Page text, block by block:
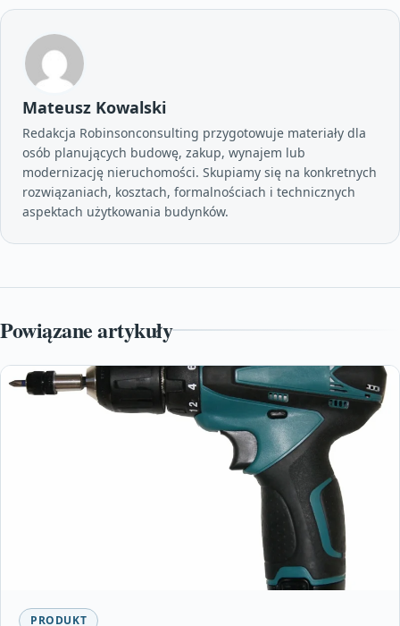
Mateusz Kowalski
Redakcja Robinsonconsulting przygotowuje materiały dla
osób planujących budowę, zakup, wynajem lub
modernizację nieruchomości. Skupiamy się na konkretnych
rozwiązaniach, kosztach, formalnościach i technicznych
aspektach użytkowania budynków.
Powiązane artykuły
PRODUKT